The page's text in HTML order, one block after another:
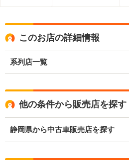
このお店の詳細情報
系列店一覧
他の条件から販売店を探す
静岡県から中古車販売店を探す